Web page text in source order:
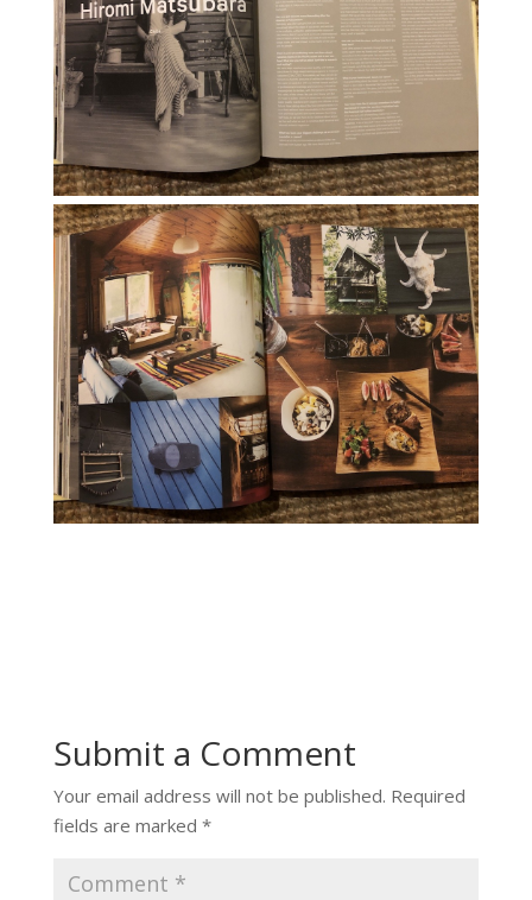
Submit a Comment
Your email address will not be published. Required
fields are marked *